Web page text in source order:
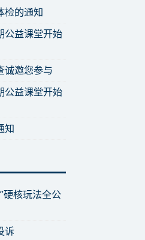
检的通知
公益课堂开始
诚邀您参与
公益课堂开始
知
硬核玩法全公
诉